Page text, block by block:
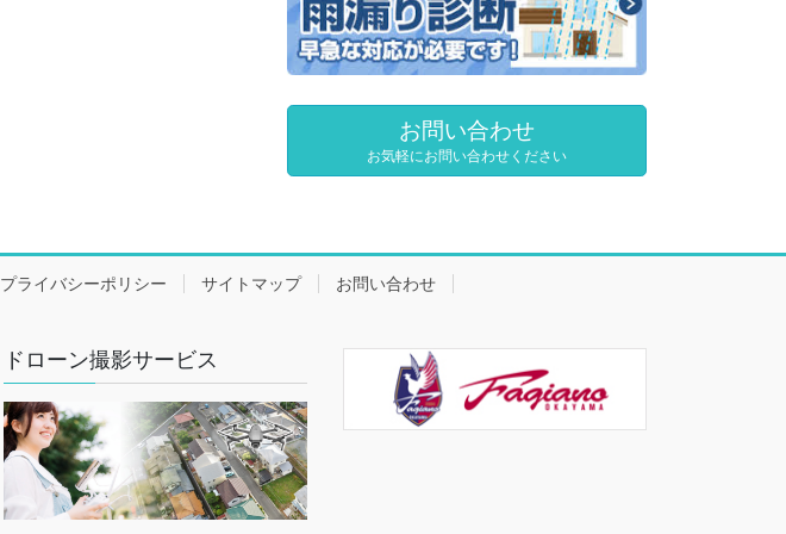
お問い合わせ
お気軽にお問い合わせください
プライバシーポリシー サイトマップ お問い合わせ
ドローン撮影サービス